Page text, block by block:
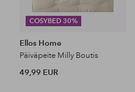
COSYBED 30%
Ellos Home
Päiväpeite Milly Boutis
49,99 EUR